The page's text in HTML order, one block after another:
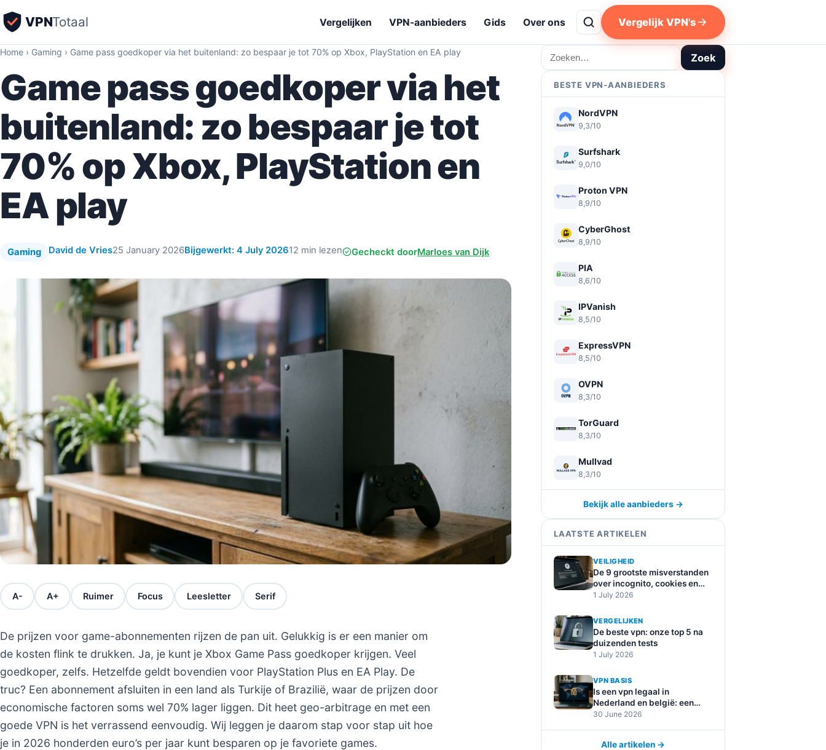
VPNTotaal Vergelijken VPN-aanbieders Gids Over ons Vergelijk VPN's
Home › Gaming › Game pass goedkoper via het buitenland: zo bespaar je tot 70% op Xbox, PlayStation en EA play
Game pass goedkoper via het
buitenland: zo bespaar je tot
70% op Xbox, PlayStation en
EA play
Gaming David de Vries25 January 2026Bijgewerkt: 4 July 202612 min lezen Gecheckt doorMarloes van Dijk
A- A+ Ruimer Focus Leesletter Serif
De prijzen voor game-abonnementen rijzen de pan uit. Gelukkig is er een manier om
de kosten flink te drukken. Ja, je kunt je Xbox Game Pass goedkoper krijgen. Veel
goedkoper, zelfs. Hetzelfde geldt bovendien voor PlayStation Plus en EA Play. De
truc? Een abonnement afsluiten in een land als Turkije of Brazilië, waar de prijzen door
economische factoren soms wel 70% lager liggen. Dit heet geo-arbitrage en met een
goede VPN is het verrassend eenvoudig. Wij leggen je daarom stap voor stap uit hoe
je in 2026 honderden euro’s per jaar kunt besparen op je favoriete games.
Zoeken Zoek
BESTE VPN-AANBIEDERS
NordVPN
9,3/10
Surfshark
9,0/10
Proton VPN
8,9/10
CyberGhost
8,9/10
PIA
8,6/10
IPVanish
8,5/10
ExpressVPN
8,5/10
OVPN
8,3/10
TorGuard
8,3/10
Mullvad
8,3/10
Bekijk alle aanbieders →
LAATSTE ARTIKELEN
VEILIGHEID
De 9 grootste misverstanden
over incognito, cookies en
online tracking
1 July 2026
VERGELIJKEN
De beste vpn: onze top 5 na
duizenden tests
1 July 2026
VPN BASIS
Is een vpn legaal in
Nederland en belgië: een
duidelijke uitleg
30 June 2026
Alle artikelen →